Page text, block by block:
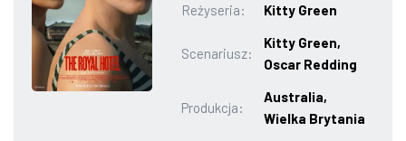
W KINACH
GASTRONOMIA
Reżyseria:
Kitty Green
Scenariusz:
Kitty Green,
Oscar Redding
Produkcja:
Australia,
Wielka Brytania